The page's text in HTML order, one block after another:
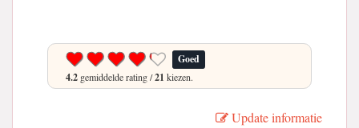
Goed
4.2 gemiddelde rating /21 kiezen.
Update informatie